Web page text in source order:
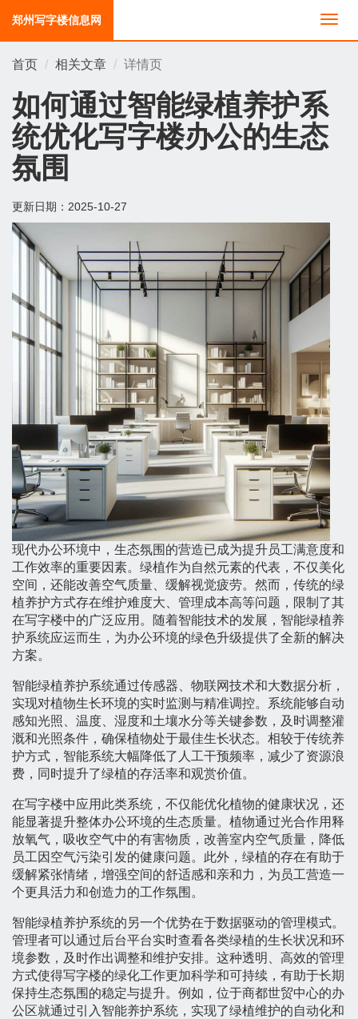
切
换
郑州写字楼信息网
首页 相关文章 详情页
如何通过智能绿植养护系
统优化写字楼办公的生态
氛围
更新日期： 2025-10-27
现代办公环境中，生态氛围的营造已成为提升员工满意度和
工作效率的重要因素。绿植作为自然元素的代表，不仅美化
空间，还能改善空气质量、缓解视觉疲劳。然而，传统的绿
植养护方式存在维护难度大、管理成本高等问题，限制了其
在写字楼中的广泛应用。随着智能技术的发展，智能绿植养
护系统应运而生，为办公环境的绿色升级提供了全新的解决
方案。
智能绿植养护系统通过传感器、物联网技术和大数据分析，
实现对植物生长环境的实时监测与精准调控。系统能够自动
感知光照、温度、湿度和土壤水分等关键参数，及时调整灌
溉和光照条件，确保植物处于最佳生长状态。相较于传统养
护方式，智能系统大幅降低了人工干预频率，减少了资源浪
费，同时提升了绿植的存活率和观赏价值。
在写字楼中应用此类系统，不仅能优化植物的健康状况，还
能显著提升整体办公环境的生态质量。植物通过光合作用释
放氧气，吸收空气中的有害物质，改善室内空气质量，降低
员工因空气污染引发的健康问题。此外，绿植的存在有助于
缓解紧张情绪，增强空间的舒适感和亲和力，为员工营造一
个更具活力和创造力的工作氛围。
智能绿植养护系统的另一个优势在于数据驱动的管理模式。
管理者可以通过后台平台实时查看各类绿植的生长状况和环
境参数，及时作出调整和维护安排。这种透明、高效的管理
方式使得写字楼的绿化工作更加科学和可持续，有助于长期
保持生态氛围的稳定与提升。例如，位于商都世贸中心的办
公区就通过引入智能养护系统，实现了绿植维护的自动化和